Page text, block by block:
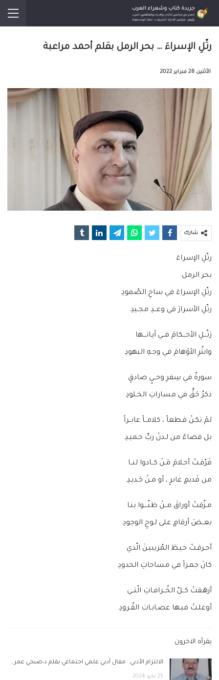
رتّلِ الإسراءَ … بحر الرمل بقلم أحمد مراعبة
الأثنين 28 فبراير 2022
شارك
رتّلِ الإسراءَ
بحر الرمل
رتّلِ الإسراءَ في ساحِ الصّمودِ
رتّلِ الأسرارَ في وعــدِ مجـيدِ
رَتّـــلِ الأحـــكامَ فــي آيـاتـــها
وانثُرِ الأوْهامَ في وجـهِ اليهودِ
سورةٌ في سِفرِ وحــيٍ صادقٍ
ذكرُ حَقٍّ في مساراتِ الخـلودِ
لمْ تكـنْ قـطعاً ، كلامــاً عابــراً
بل قضاءً من لـدنْ ربٍّ حـميـدِ
فَرّقـتْ أحـلامَ مَـنْ كــادوا لنــا
من قَديمٍ غابرٍ ، أو مـنْ جَـديـدِ
مـزّقتْ أوراقَ مــنْ ظنّــــوا بنـا
بعــضَ أرقامٍ على لـوحِ الوجودِ
أحـرقـتْ خيـطَ المُريبيـنَ الّذي
كانَ جمـراً في مساحاتِ الحدودِ
أزهَـقتْ كــلّ الخُــرافـاتِ الّتــي
أوغلـتْ فيـها عصـابـات القُـرودِ
يقرأه الاخرون
الالتزام الأدبي.. مقال أدبي علمي اجتماعي بقلم د٠صبحي عمر…
25 مايو 2024